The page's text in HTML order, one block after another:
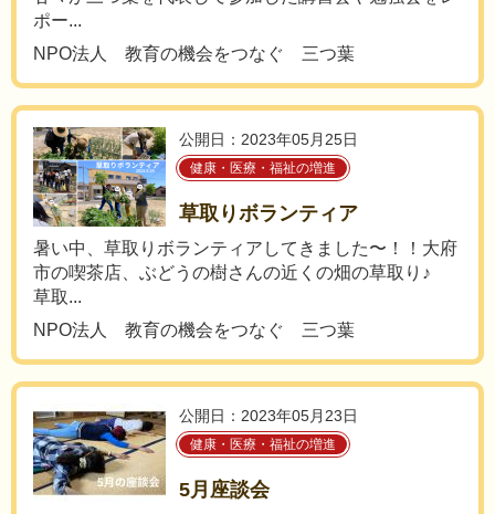
ポー...
NPO法人 教育の機会をつなぐ 三つ葉
公開日：2023年05月25日
健康・医療・福祉の増進
草取りボランティア
暑い中、草取りボランティアしてきました〜！！大府
市の喫茶店、ぶどうの樹さんの近くの畑の草取り♪
草取...
NPO法人 教育の機会をつなぐ 三つ葉
公開日：2023年05月23日
健康・医療・福祉の増進
5月座談会